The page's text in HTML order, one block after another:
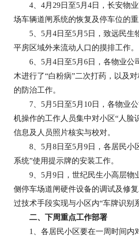
4、4月29日至5月4日，长安物
场车辆道闸系统的恢复及停车位的重
5、5月4日至5月5日，致远民生
平房区域外来流动人口的摸排工作。
6、5月4日至5月6日，各物业公
木进行了“白粉病”二次打药，以及
的防治工作。
7、 5月5日至5月10日，各物业
机操作的工作人员集中对小区“人脸
信息及人员照片核实与校对。
8、5月8日至5月9日，各居民小
系统”使用提示牌的安装工作。
9、5月9日，世纪民生小高层物
侧停车场道闸硬件设备的调试及修
过技术手段实现与小区内“车牌识别
二、下周重点工作部署
1、各居民小区要在一周时间内